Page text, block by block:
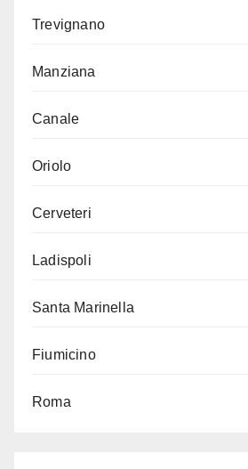
Trevignano
Manziana
Canale
Oriolo
Cerveteri
Ladispoli
Santa Marinella
Fiumicino
Roma